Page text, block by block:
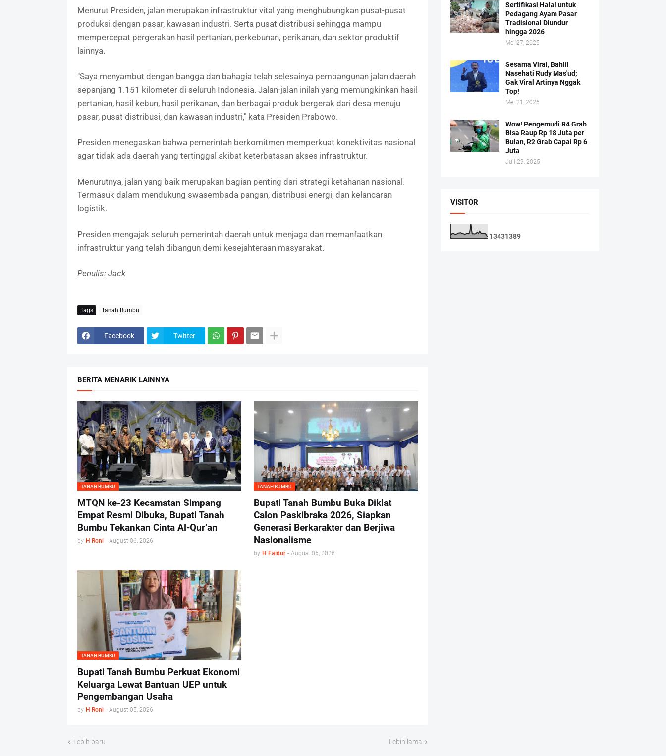
Menurut Presiden, jalan merupakan infrastruktur vital yang menghubungkan pusat-pusat
produksi dengan pasar, kawasan industri. Serta pusat distribusi sehingga mampu
mempercepat pergerakan hasil pertanian, perkebunan, perikanan, dan sektor produktif
lainnya.
"Saya menyambut dengan bangga dan bahagia telah selesainya pembangunan jalan daerah
sepanjang 1.151 kilometer di seluruh Indonesia. Jalan-jalan inilah yang memungkinkan hasil
pertanian, hasil kebun, hasil perikanan, dan berbagai produk bergerak dari desa menuju
pasar, pusat distribusi, dan kawasan industri," kata Presiden Prabowo.
Presiden menegaskan bahwa pemerintah berkomitmen memperkuat konektivitas nasional
agar tidak ada daerah yang tertinggal akibat keterbatasan akses infrastruktur.
Menurutnya, jalan yang baik merupakan bagian penting dari strategi ketahanan nasional.
Termasuk dalam mendukung swasembada pangan, distribusi energi, dan kelancaran
logistik.
Presiden mengajak seluruh pemerintah daerah untuk menjaga dan memanfaatkan
infrastruktur yang telah dibangun demi kesejahteraan masyarakat.
Penulis: Jack
Tags Tanah Bumbu
Facebook Twitter
BERITA MENARIK LAINNYA
TANAH BUMBU
MTQN ke-23 Kecamatan Simpang
Empat Resmi Dibuka, Bupati Tanah
Bumbu Tekankan Cinta Al-Qur’an
by H Roni - August 06, 2026
TANAH BUMBU
Bupati Tanah Bumbu Buka Diklat
Calon Paskibraka 2026, Siapkan
Generasi Berkarakter dan Berjiwa
Nasionalisme
by H Faidur - August 05, 2026
TANAH BUMBU
Bupati Tanah Bumbu Perkuat Ekonomi
Keluarga Lewat Bantuan UEP untuk
Pengembangan Usaha
by H Roni - August 05, 2026
Lebih baru Lebih lama
Sertifikasi Halal untuk
Pedagang Ayam Pasar
Tradisional Diundur
hingga 2026
Mei 27, 2025
Sesama Viral, Bahlil
Nasehati Rudy Mas'ud;
Gak Viral Artinya Nggak
Top!
Mei 21, 2026
Wow! Pengemudi R4 Grab
Bisa Raup Rp 18 Juta per
Bulan, R2 Grab Capai Rp 6
Juta
Juli 29, 2025
VISITOR
13431389